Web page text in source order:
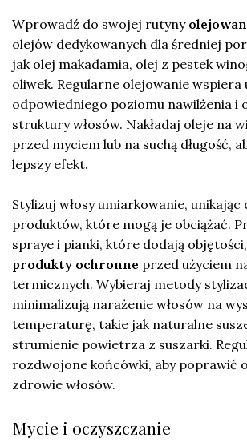
Wprowadź do swojej rutyny
olejów dedykowanych dla średniej
jak olej makadamia, olej z pestek
oliwek. Regularne olejowanie
odpowiedniego poziomu nawilżenia i
struktury włosów. Nakładaj oleje na
przed myciem lub na suchą długość,
lepszy efekt.
Stylizuj włosy umiarkowanie, unikając
produktów, które mogą je obciążać.
spraye i pianki, które dodają
produkty ochronne przed użyciem
termicznych. Wybieraj metody
minimalizują narażenie włosów na
temperaturę, takie jak naturalne
strumienie powietrza z suszarki.
rozdwojone końcówki, aby poprawić
zdrowie włosów.
Mycie i oczyszczanie